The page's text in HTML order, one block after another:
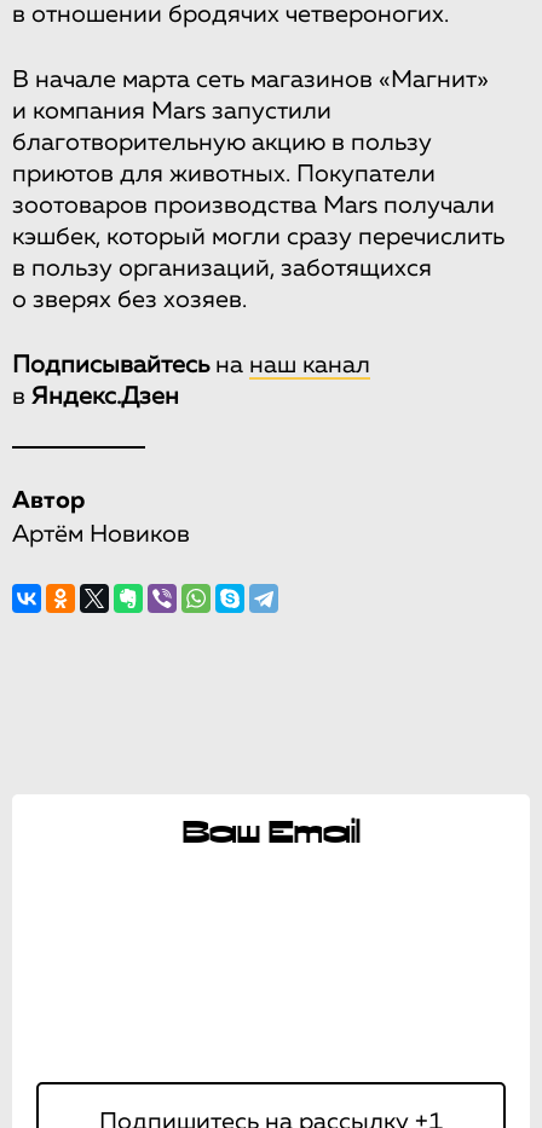
в отношении бродячих четвероногих.
В начале марта сеть магазинов «Магнит»
и компания Mars запустили
благотворительную акцию в пользу
приютов для животных. Покупатели
зоотоваров производства Mars получали
кэшбек, который могли сразу перечислить
в пользу организаций, заботящихся
о зверях без хозяев.
Подписывайтесьна наш канал
в Яндекс.Дзен
Автор
Артём Новиков
Ваш Email